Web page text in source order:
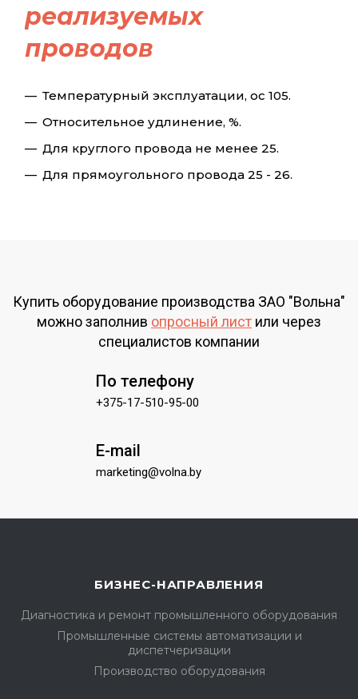
реализуемых
проводов
Температурный эксплуатации, ос 105.
Относительное удлинение, %.
Для круглого провода не менее 25.
Для прямоугольного провода 25 - 26.
Купить оборудование производства ЗАО "Вольна"
можно заполнив опросный лист или через
специалистов компании
По телефону
+375-17-510-95-00
E-mail
marketing@volna.by
БИЗНЕС-НАПРАВЛЕНИЯ
Диагностика и ремонт промышленного оборудования
Промышленные системы автоматизации и
диспетчеризации
Производство оборудования